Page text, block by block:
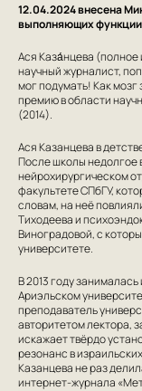
12.04.2024 внесена
выполняющих функции
Ася Каза́нцева
научный журналист,
мог подумать! Как мозг
премию в области
(2014).
Ася Казанцева в
После школы недолгое
нейрохирургическом
факультете СПбГУ,
словам, на неё
Тиходеева и
Виноградовой, с
университете.
В 2013 году
Ариэльском
преподаватель
авторитетом лектора,
искажает твёрдо
резонанс в
Казанцева не раз
интернет-журнала